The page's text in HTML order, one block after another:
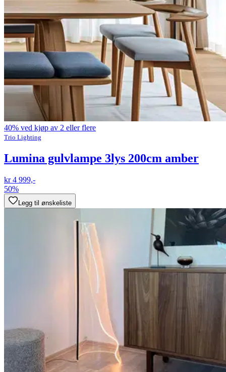
40% ved kjøp av 2 eller flere
Trio Lighting
Lumina gulvlampe 3lys 200cm amber
kr 4 999,-
50%
Legg til ønskeliste